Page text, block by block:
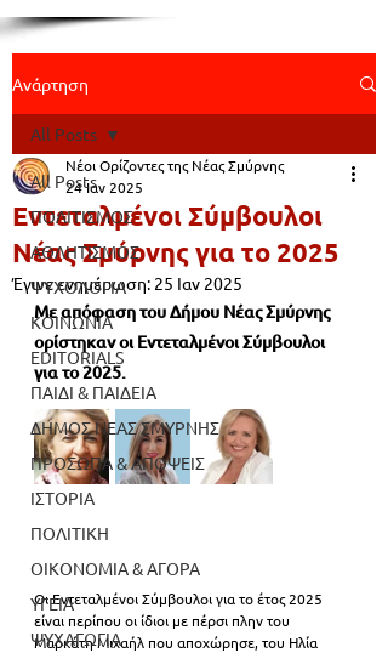
Ανάρτηση
All Posts
ΠΟΛΙΤΙΣΜΟΣ
ΑΘΛΗΤΙΣΜΟΣ
ΨΥΧΟΛΟΓΙΑ
ΚΟΙΝΩΝΙΑ
EDITORIALS
ΠΑΙΔΙ & ΠΑΙΔΕΙΑ
ΔΗΜΟΣ ΝΕΑΣ ΣΜΥΡΝΗΣ
ΠΡΟΣΩΠΑ & ΑΠΟΨΕΙΣ
ΙΣΤΟΡΙΑ
ΠΟΛΙΤΙΚΗ
ΟΙΚΟΝΟΜΙΑ & ΑΓΟΡΑ
ΥΓΕΙΑ
ΨΥΧΑΓΩΓΙΑ
All Posts
Εντεταλμένοι Σύμβουλοι
Νέας Σμύρνης για το 2025
Νέοι Ορίζοντες της Νέας Σμύρνης
24 Ιαν 2025
Έγινε ενημέρωση: 25 Ιαν 2025
Με απόφαση του Δήμου Νέας Σμύρνης
ορίστηκαν οι Εντεταλμένοι Σύμβουλοι
για το 2025.
Οι Εντεταλμένοι Σύμβουλοι για το έτος 2025
είναι περίπου οι ίδιοι με πέρσι πλην του
Μαρκάτη Μιχαήλ που αποχώρησε, του Ηλία